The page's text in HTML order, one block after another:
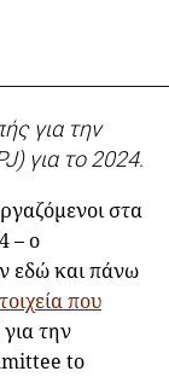
για την
για το 2024.
στα
– ο
εδώ και πάνω
που
την
to